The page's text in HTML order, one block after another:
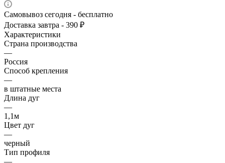
Самовывоз сегодня - бесплатно
Доставка завтра - 390 ₽
Характеристики
Страна производства
—
Россия
Способ крепления
—
в штатные места
Длина дуг
—
1,1м
Цвет дуг
—
черный
Тип профиля
—